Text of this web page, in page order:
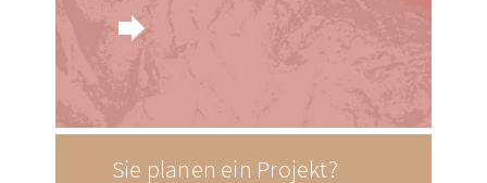
forward
Sie planen ein Projekt?